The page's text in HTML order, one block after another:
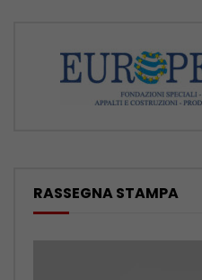
RASSEGNA STAMPA